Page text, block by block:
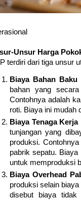
Unsur Harga
terdiri dari tiga unsur
Biaya Bahan
bahan yang
Contohnya adalah
roti. Biaya ini mudah
Biaya Tenaga
tunjangan yang
produksi.
pabrik sepatu.
untuk memproduksi
Biaya Overhead
produksi selain
disebut biaya tidak